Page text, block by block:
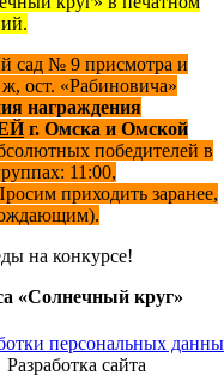
сад № 9 присмотра и
ост. «Рабиновича»
награждения
г. Омска и Омской
победителей в
11:00,
приходить заранее,
на конкурсе!
«Солнечный круг»
персональных
Разработка сайта